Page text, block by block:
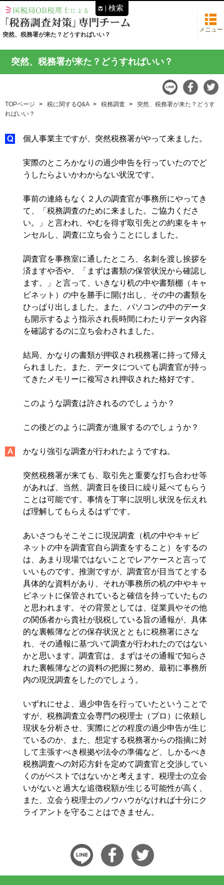
突然、税務署が来た？どうすればいい？
メニュー
突然、税務署が来た？どうすればいい？
TOPページ 税に関するQ&A 税務調査
突然、税務署が来た？どうす
ればいい？
個人事業主ですが、突然税務署がやって来ました。
実際のところかなりの過少申告を行っていたのでど
うしたらよいかわからない状況です。
事前の連絡もなく２人の調査官が事務所にやってき
て、「税務調査のために来ました。ご協力くださ
い。」と言われ、やむを得ず取引先との約束をキャ
ンセルし、調査に立ち会うことにしました。
調査官を事務室に通したところ、名刺を渡し挨拶を
済ますや否や、「まずは書類の保管状況から確認し
ます。」と言って、いきなり机の中や書類棚（キャ
ビネット）の中を勝手に開け出し、その中の書類を
ひっぱり出しました。また、パソコンの中のデータ
も開示するよう指示され長時間にわたりデータ内容
を確認するのに立ち会わされました。
結局、かなりの書類が押収され税務署に持って帰え
られました。また、データについても調査官が持っ
てきたメモリーに複写され押収された格好です。
このような調査は許されるのでしょうか？
この後どのように調査が進展するのでしょうか？
かなり強引な調査が行われたようですね。
突然税務署が来ても、取引先と重要な打ち合わせ等
があれば、当然、調査日を後日に繰り延べてもらう
ことは可能です。事情を丁寧に説明し状況を伝えれ
ば理解してもらえるはずです。
あいさつもそこそこに現況調査（机の中やキャビ
ネットの中を調査官自ら調査をすること）をするの
は、あまり現場ではないことでレアケースと言って
いいものです。推測ですが、調査官が目当てとする
具体的な資料があり、それが事務所の机の中やキャ
ビネットに保管されていると確信を持っていたもの
と思われます。その背景としては、従業員やその他
の関係者から貴社が脱税している旨の通報が、具体
的な裏帳簿などの保存状況とともに税務署にさな
れ、その通報に基づいて調査が行われたのではない
かと思います。調査官は、まずはその通報で知らさ
れた裏帳簿などの資料の把握に努め、最初に事務所
内の現況調査をしたのでしょう。
いずれにせよ、過少申告を行っていたということで
すが、税務調査立会専門の税理士（プロ）に依頼し
現状を分析させ、実際にどの程度の過少申告が生じ
ているのか、また、想定する税務署からの指摘に対
して主張すべき根拠や法令の準備など、しかるべき
税務調査への対応方針を定めて調査官と交渉してい
くのがベストではないかと考えます。税理士の立会
いがないと過大な追徴税額が生じる可能性が高く、
また、立会う税理士のノウハウがなければ十分にク
ライアントを守ることはできません。
検索